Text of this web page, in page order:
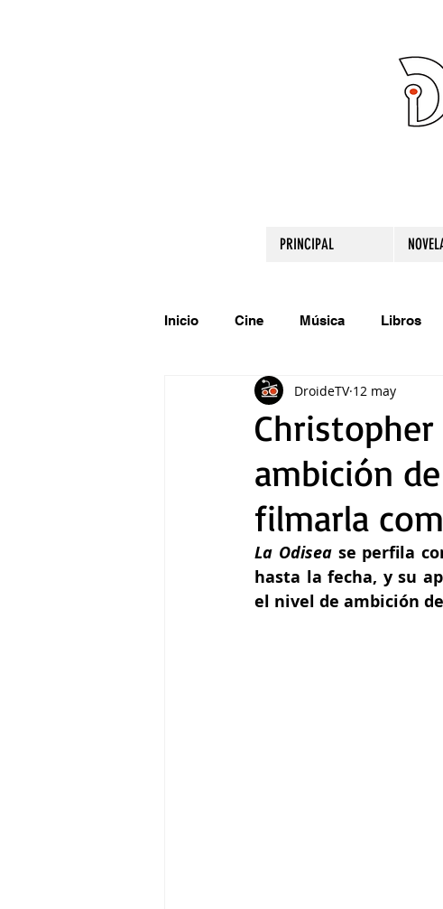
PRINCIPAL
Inicio Cine Música Libros
Comparte tu talento Relatos
Gastronomía Tecnología
ambición
filmarla
DroideTV 12 may
La Odisea se perfila
hasta la fecha, y su
el nivel de ambición